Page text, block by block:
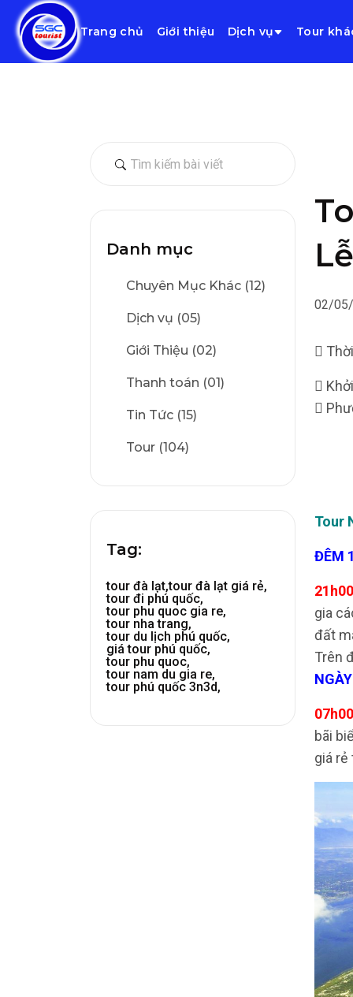
Trang chủ Giới thiệu Dịch vụ Tour
Danh mục
Chuyên Mục Khác (12)
Dịch vụ (05)
Giới Thiệu (02)
Thanh toán (01)
Tin Tức (15)
Tour (104)
Tag:
tour đà lạt,tour đà lạt giá rẻ,
tour đi phú quốc,
tour phu quoc gia re,
tour nha trang,
tour du lịch phú quốc,
giá tour phú quốc,
tour phu quoc,
tour nam du gia re,
tour phú quốc 3n3d,
02/



Tour
ĐÊM
gia
đất
Trên
bãi
giá